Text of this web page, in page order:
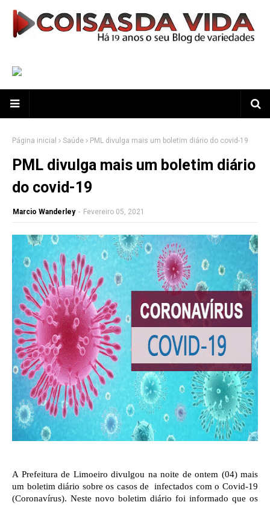
Página inicial Saúde PML divulga mais um boletim diário do covid-19
PML divulga mais um boletim diário
do covid-19
Marcio Wanderley - Fevereiro 05, 2021
A Prefeitura de Limoeiro divulgou na noite de ontem (04) mais
um boletim diário sobre os casos de infectados com o Covid-19
(Coronavírus). Neste novo boletim diário foi informado que os